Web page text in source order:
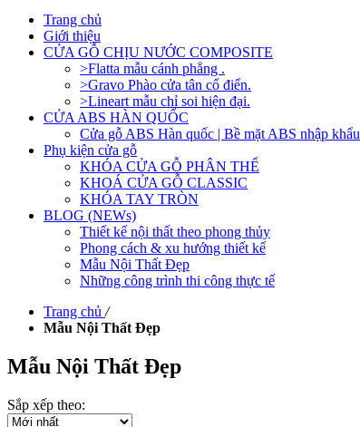
Trang chủ
Giới thiệu
CỬA GỖ CHỊU NƯỚC COMPOSITE
>Flatta mẫu cánh phẳng .
>Gravo Phào cửa tân cổ điển.
>Lineart mẫu chỉ soi hiện đại.
CỬA ABS HÀN QUỐC
Cửa gỗ ABS Hàn quốc | Bề mặt ABS nhập khẩu
Phụ kiện cửa gỗ
KHÓA CỬA GỖ PHÂN THỂ
KHOÁ CỬA GỖ CLASSIC
KHÓA TAY TRÒN
BLOG (NEWs)
Thiết kế nội thất theo phong thủy
Phong cách & xu hướng thiết kế
Mẫu Nội Thất Đẹp
Những công trình thi công thực tế
Trang chủ /
Mẫu Nội Thất Đẹp
Mẫu Nội Thất Đẹp
Sắp xếp theo: